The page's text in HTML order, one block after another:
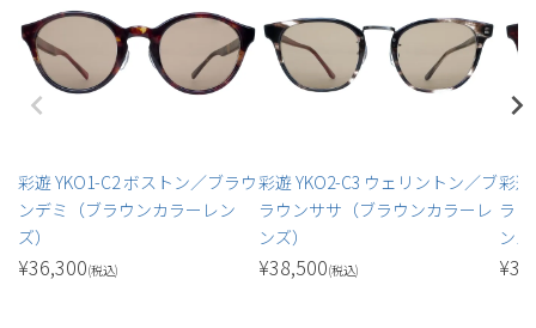
彩遊 YKO1-C2 ボストン／ブラウ
ンデミ（ブラウンカラーレン
ズ）
¥36,300(税込)
彩遊 YKO2-C3 ウェリントン／ブ
ラウンササ（ブラウンカラーレ
ンズ）
¥38,500(税込)
彩遊
ラ
ン
¥